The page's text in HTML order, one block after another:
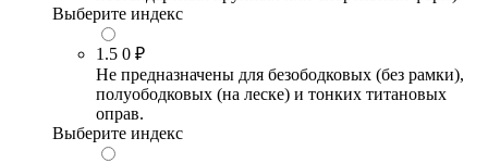
Выберите индекс
1.5 0 ₽
Не предназначены для безободковых (без рамки),
полуободковых (на леске) и тонких титановых
оправ.
Выберите индекс